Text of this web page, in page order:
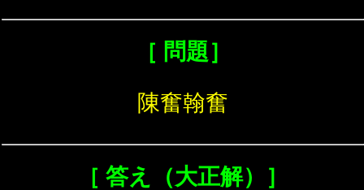
［ 問題］
陳奮翰奮
［ 答え（大正解）］